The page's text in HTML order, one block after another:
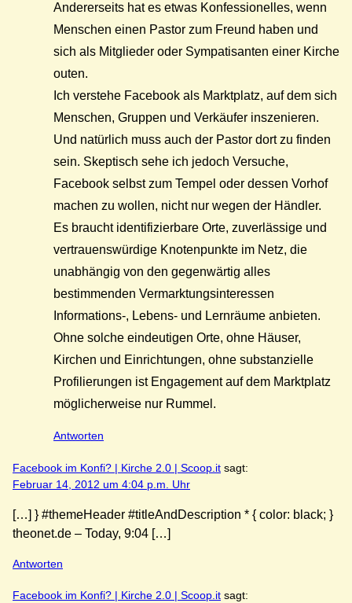
Andererseits hat es etwas Konfessionelles, wenn
Menschen einen Pastor zum Freund haben und
sich als Mitglieder oder Sympatisanten einer Kirche
outen.
Ich verstehe Facebook als Marktplatz, auf dem sich
Menschen, Gruppen und Verkäufer inszenieren.
Und natürlich muss auch der Pastor dort zu finden
sein. Skeptisch sehe ich jedoch Versuche,
Facebook selbst zum Tempel oder dessen Vorhof
machen zu wollen, nicht nur wegen der Händler.
Es braucht identifizierbare Orte, zuverlässige und
vertrauenswürdige Knotenpunkte im Netz, die
unabhängig von den gegenwärtig alles
bestimmenden Vermarktungsinteressen
Informations-, Lebens- und Lernräume anbieten.
Ohne solche eindeutigen Orte, ohne Häuser,
Kirchen und Einrichtungen, ohne substanzielle
Profilierungen ist Engagement auf dem Marktplatz
möglicherweise nur Rummel.
Antworten
Facebook im Konfi? | Kirche 2.0 | Scoop.it sagt:
Februar 14, 2012 um 4:04 p.m. Uhr
[…] } #themeHeader #titleAndDescription * { color: black; }
theonet.de – Today, 9:04 […]
Antworten
Facebook im Konfi? | Kirche 2.0 | Scoop.it sagt: